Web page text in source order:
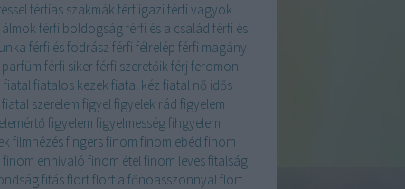
férfias szakmák férfiigazi férfi vagyok
férfi boldogságférfi és a család férfi és
férfi és fodrász férfi félrelép férfi magány
férfi sikerférfi szeretőik férj feromon
fiatal fiatalos kezek fiatal kéz fiatal nő idős
fiatal szerelem figyel figyelek rád figyelem
figyelem figyelmességfihgyelem
filmnézésfingersfinom finom ebéd finom
finom ennivaló finom étel finom levesfitalság
fitásflörtflört a főnöasszonnyal flört